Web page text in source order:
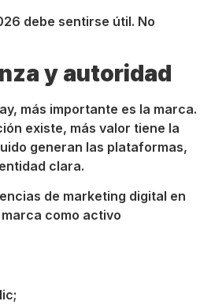
debe sentirse útil. No
y autoridad
más importante es la marca.
existe, más valor tiene la
generan las plataformas,
clara.
de marketing digital en
como activo